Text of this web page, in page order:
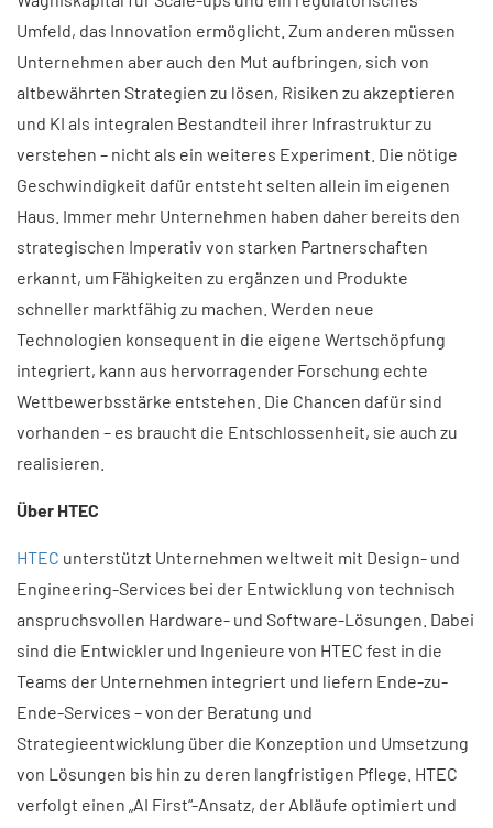
Umfeld, das Innovation ermöglicht. Zum anderen müssen
Unternehmen aber auch den Mut aufbringen, sich von
altbewährten Strategien zu lösen, Risiken zu akzeptieren
und KI als integralen Bestandteil ihrer Infrastruktur zu
verstehen – nicht als ein weiteres Experiment. Die nötige
Geschwindigkeit dafür entsteht selten allein im eigenen
Haus. Immer mehr Unternehmen haben daher bereits den
strategischen Imperativ von starken Partnerschaften
erkannt, um Fähigkeiten zu ergänzen und Produkte
schneller marktfähig zu machen. Werden neue
Technologien konsequent in die eigene Wertschöpfung
integriert, kann aus hervorragender Forschung echte
Wettbewerbsstärke entstehen. Die Chancen dafür sind
vorhanden – es braucht die Entschlossenheit, sie auch zu
realisieren.​
Über HTEC
HTEC unterstützt Unternehmen weltweit mit Design- und
Engineering-Services bei der Entwicklung von technisch
anspruchsvollen Hardware- und Software-Lösungen. Dabei
sind die Entwickler und Ingenieure von HTEC fest in die
Teams der Unternehmen integriert und liefern Ende-zu-
Ende-Services – von der Beratung und
Strategieentwicklung über die Konzeption und Umsetzung
von Lösungen bis hin zu deren langfristigen Pflege. HTEC
verfolgt einen „AI First“-Ansatz, der Abläufe optimiert und